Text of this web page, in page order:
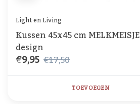
Light en Living
Kussen 45x45 cm MELKMEISJE
design
€9,95 €17,50
TOEVOEGEN